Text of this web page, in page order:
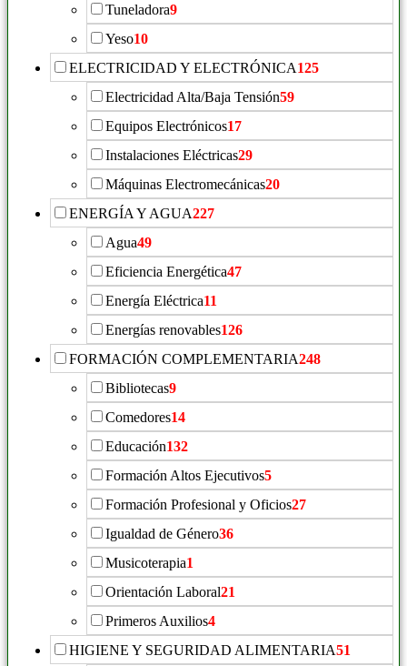
Tuneladora9
Yeso10
ELECTRICIDAD Y ELECTRÓNICA125
Electricidad Alta/Baja Tensión59
Equipos Electrónicos17
Instalaciones Eléctricas29
Máquinas Electromecánicas20
ENERGÍA Y AGUA227
Agua49
Eficiencia Energética47
Energía Eléctrica11
Energías renovables126
FORMACIÓN COMPLEMENTARIA248
Bibliotecas9
Comedores14
Educación132
Formación Altos Ejecutivos5
Formación Profesional y Oficios27
Igualdad de Género36
Musicoterapia1
Orientación Laboral21
Primeros Auxilios4
HIGIENE Y SEGURIDAD ALIMENTARIA51